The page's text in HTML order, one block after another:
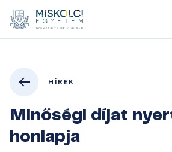
HÍREK
Minőségi díjat
honlapja